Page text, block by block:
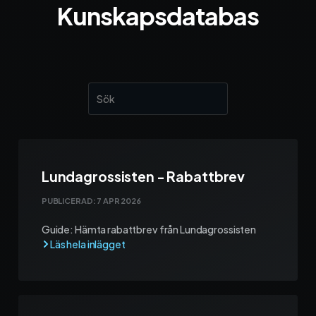
Kunskapsdatabas
Lundagrossisten - Rabattbrev
PUBLICERAD: 7 APR 2026
Guide: Hämta rabattbrev från Lundagrossisten